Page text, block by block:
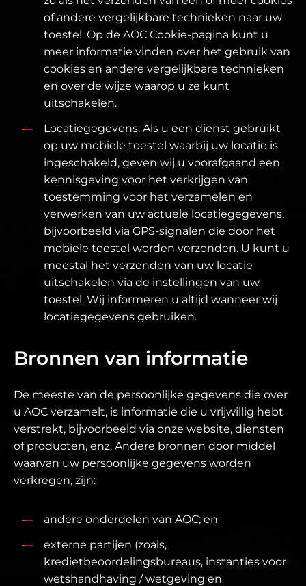
of andere vergelijkbare technieken naar uw
toestel. Op de AOC Cookie-pagina kunt u
meer informatie vinden over het gebruik van
cookies en andere vergelijkbare technieken
en over de wijze waarop u ze kunt
uitschakelen.
Locatiegegevens: Als u een dienst gebruikt
op uw mobiele toestel waarbij uw locatie is
ingeschakeld, geven wij u voorafgaand een
kennisgeving voor het verkrijgen van
toestemming voor het verzamelen en
verwerken van uw actuele locatiegegevens,
bijvoorbeeld via GPS-signalen die door het
mobiele toestel worden verzonden. U kunt u
meestal het verzenden van uw locatie
uitschakelen via de instellingen van uw
toestel. Wij informeren u altijd wanneer wij
locatiegegevens gebruiken.
Bronnen van informatie
De meeste van de persoonlijke gegevens die over
u AOC verzamelt, is informatie die u vrijwillig hebt
verstrekt, bijvoorbeeld via onze website, diensten
of producten, enz. Andere bronnen door middel
waarvan uw persoonlijke gegevens worden
verkregen, zijn:
andere onderdelen van AOC; en
externe partijen (zoals,
kredietbeoordelingsbureaus, instanties voor
wetshandhaving / wetgeving en